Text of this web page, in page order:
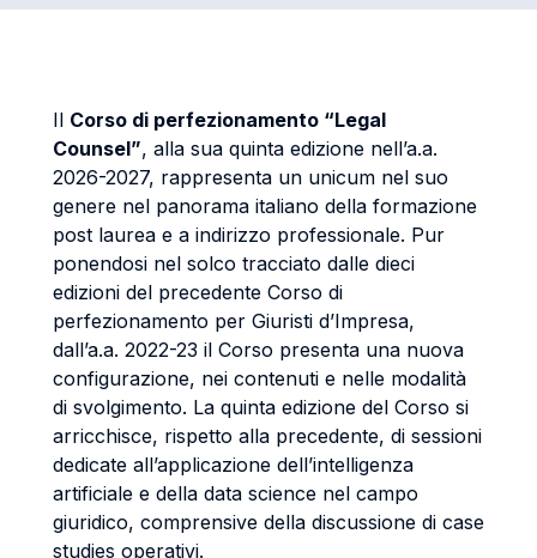
Il Corso di perfezionamento “Legal
Counsel”, alla sua quinta edizione nell’a.a.
2026-2027, rappresenta un unicum nel suo
genere nel panorama italiano della formazione
post laurea e a indirizzo professionale. Pur
ponendosi nel solco tracciato dalle dieci
edizioni del precedente Corso di
perfezionamento per Giuristi d’Impresa,
dall’a.a. 2022-23 il Corso presenta una nuova
configurazione, nei contenuti e nelle modalità
di svolgimento. La quinta edizione del Corso si
arricchisce, rispetto alla precedente, di sessioni
dedicate all’applicazione dell’intelligenza
artificiale e della data science nel campo
giuridico, comprensive della discussione di case
studies operativi.